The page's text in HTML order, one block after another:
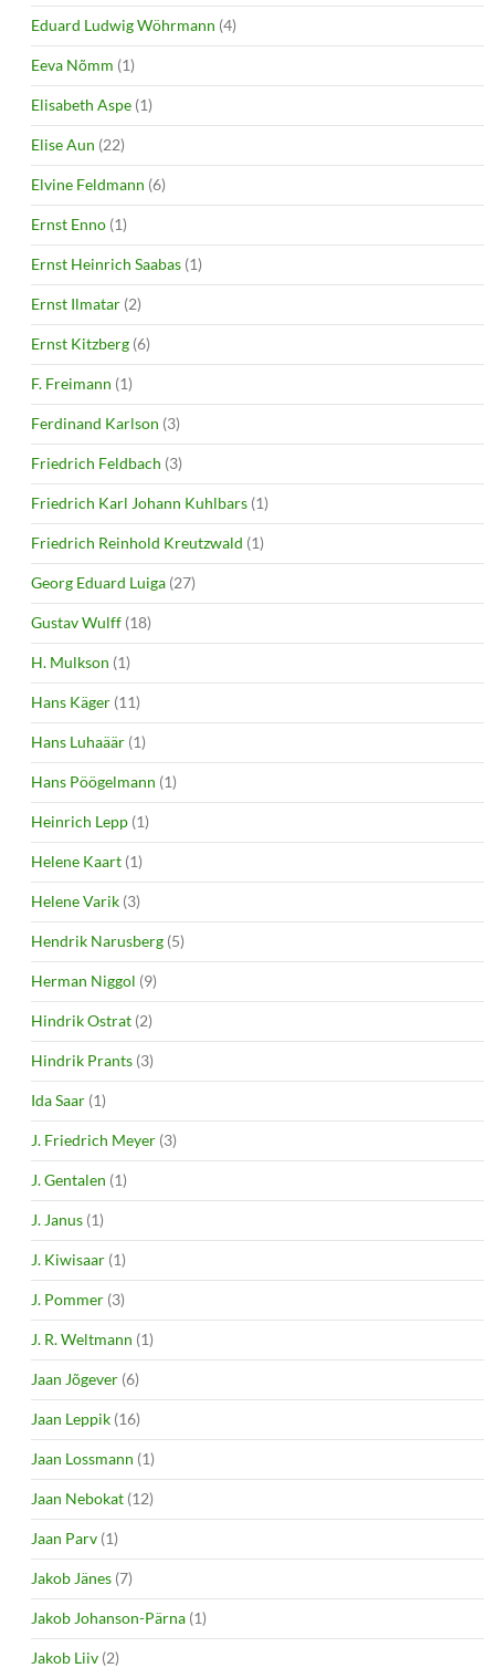
Eduard Ludwig Wöhrmann (4)
Eeva Nõmm (1)
Elisabeth Aspe (1)
Elise Aun (22)
Elvine Feldmann (6)
Ernst Enno (1)
Ernst Heinrich Saabas (1)
Ernst Ilmatar (2)
Ernst Kitzberg (6)
F. Freimann (1)
Ferdinand Karlson (3)
Friedrich Feldbach (3)
Friedrich Karl Johann Kuhlbars (1)
Friedrich Reinhold Kreutzwald (1)
Georg Eduard Luiga (27)
Gustav Wulff (18)
H. Mulkson (1)
Hans Käger (11)
Hans Luhaäär (1)
Hans Pöögelmann (1)
Heinrich Lepp (1)
Helene Kaart (1)
Helene Varik (3)
Hendrik Narusberg (5)
Herman Niggol (9)
Hindrik Ostrat (2)
Hindrik Prants (3)
Ida Saar (1)
J. Friedrich Meyer (3)
J. Gentalen (1)
J. Janus (1)
J. Kiwisaar (1)
J. Pommer (3)
J. R. Weltmann (1)
Jaan Jõgever (6)
Jaan Leppik (16)
Jaan Lossmann (1)
Jaan Nebokat (12)
Jaan Parv (1)
Jakob Jänes (7)
Jakob Johanson-Pärna (1)
Jakob Liiv (2)